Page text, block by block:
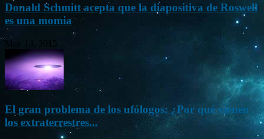
Donald Schmitt acepta que la diapositiva de Roswell
es una momia
May 14, 2015
El gran problema de los ufólogos: ¿Por qué vienen
los extraterrestres...